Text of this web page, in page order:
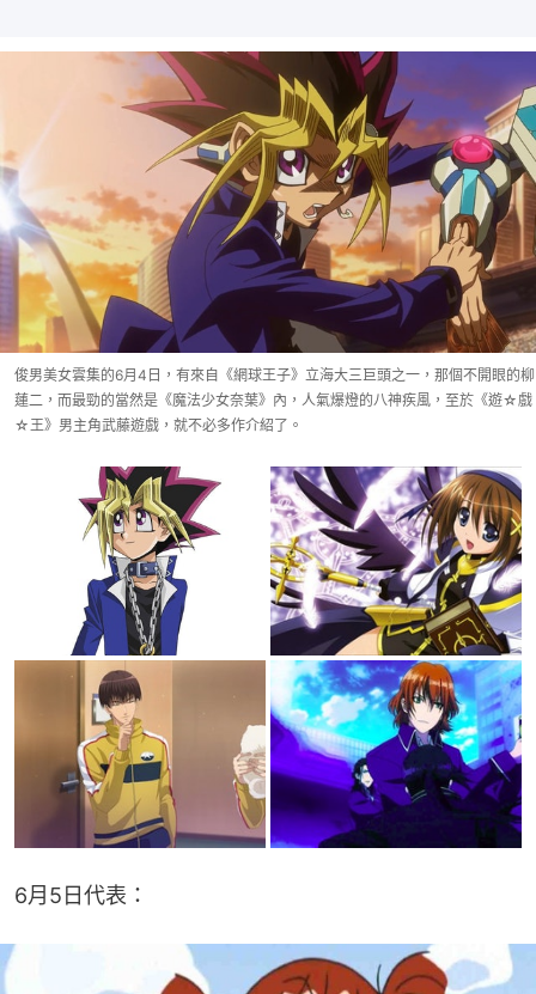
俊男美女雲集的6月4日，有來自《網球王子》立海大三巨頭之一，那個不開眼的柳
蓮二，而最勁的當然是《魔法少女奈葉》內，人氣爆燈的八神疾風，至於《遊☆戲
☆王》男主角武藤遊戲，就不必多作介紹了。
6月5日代表：